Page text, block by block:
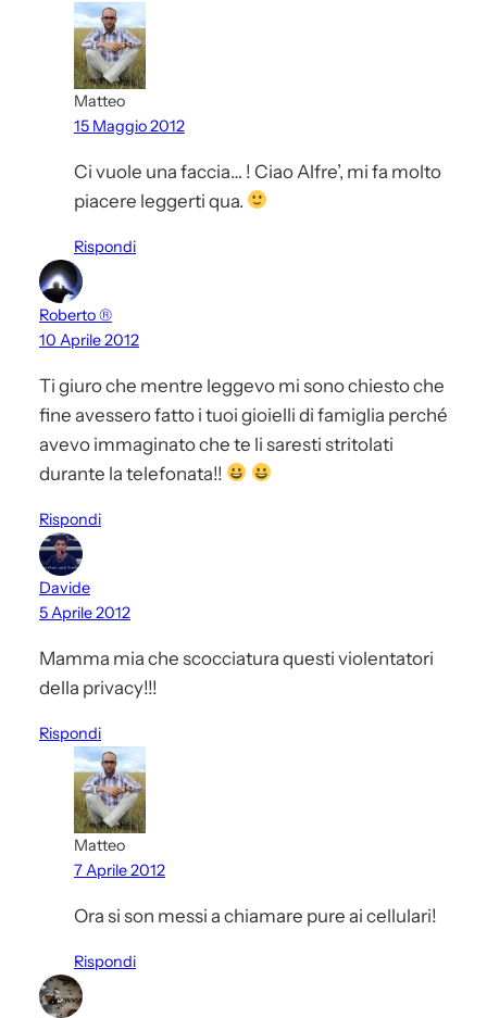
Matteo
15 Maggio 2012
Ci vuole una faccia… ! Ciao Alfre’, mi fa molto
piacere leggerti qua.
Rispondi
Roberto ®
10 Aprile 2012
Ti giuro che mentre leggevo mi sono chiesto che
fine avessero fatto i tuoi gioielli di famiglia perché
avevo immaginato che te li saresti stritolati
durante la telefonata!!
Rispondi
Davide
5 Aprile 2012
Mamma mia che scocciatura questi violentatori
della privacy!!!
Rispondi
Matteo
7 Aprile 2012
Ora si son messi a chiamare pure ai cellulari!
Rispondi